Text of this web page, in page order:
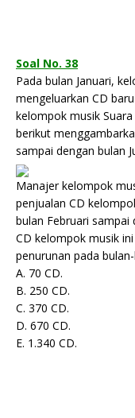
Soal No. 38
Pada bulan Januari,
mengeluarkan CD
kelompok musik
berikut
sampai dengan bulan
Manajer kelompok
penjualan CD
bulan Februari sampai
CD kelompok musik
penurunan pada
A. 70 CD.
B. 250 CD.
C. 370 CD.
D. 670 CD.
E. 1.340 CD.